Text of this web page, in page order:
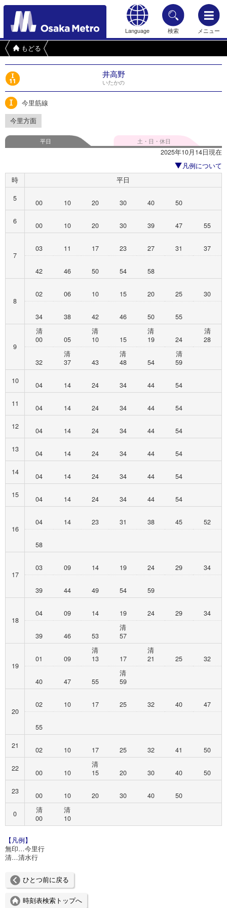
Language 検索 メニュー
もどる
井高野
いたかの
今里筋線
今里方面
平日 土・日・休日
2025年10月14日現在
凡例について
時
平日
5
00 10 20 30 40
50
6
00 10 20 30 39 47 55
7
03 11 17 23 27 31 37
42 46 50 54 58
8
02 06 10 15 20 25 30
34 38 42 46 50 55
9
清
00
05
清
10
15
清
19
24
清
28
32
清
37
43
清
48
54
清
59
10
04 14 24 34 44
54
11
04 14 24 34 44
54
12
04 14 24 34 44
54
13
04 14 24 34 44
54
14
04 14 24 34 44
54
15
04 14 24 34 44 54
16
04 14 23 31 38 45 52
58
17
03 09 14 19 24 29 34
39 44 49 54 59
18
04 09 14 19 24 29 34
39 46 53
清
57
19
01 09
清
13
17
清
21
25 32
40 47 55
清
59
20
02 10 17 25 32 40 47
55
21
02 10 17 25 32 41
50
22
00 10
清
15
20 30 40
50
23
00 10 20 30 40
50
0
清
00
清
10
【凡例】
無印…今里行
清…清水行
ひとつ前に戻る
時刻表検索トップへ